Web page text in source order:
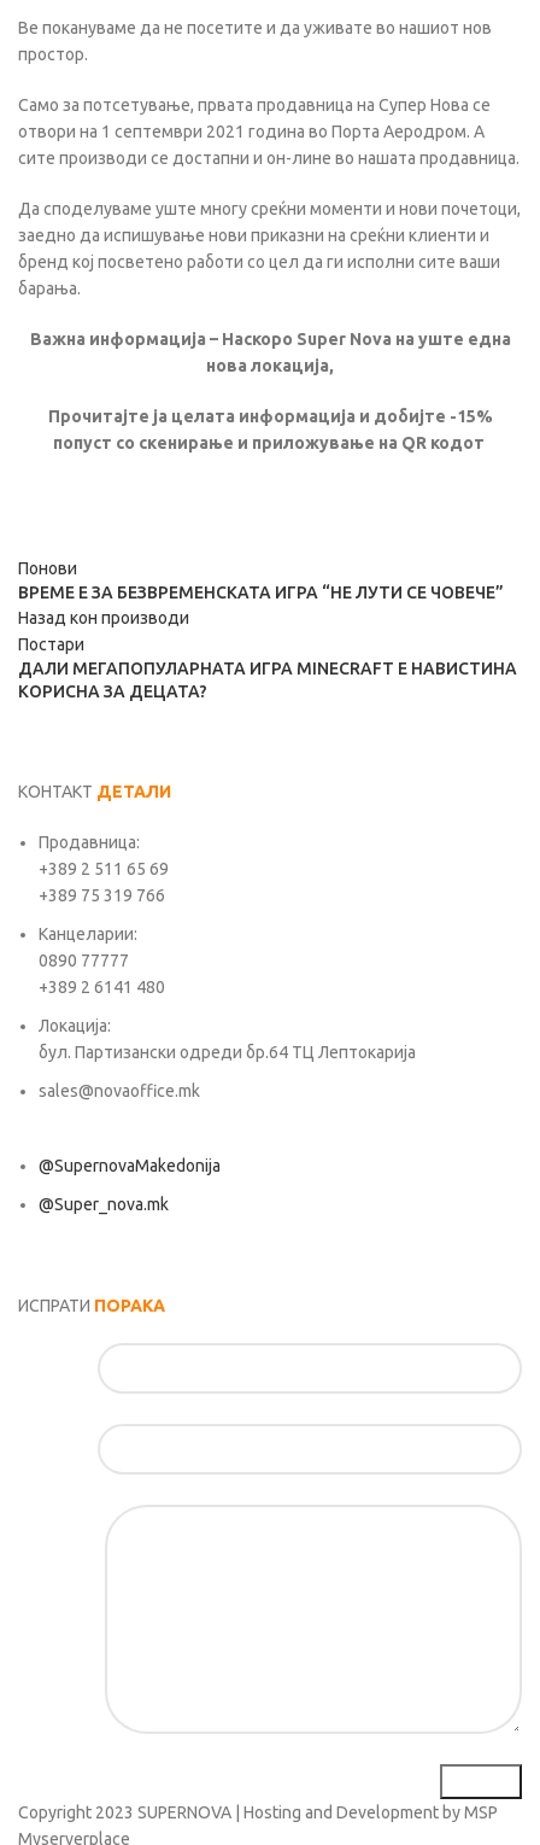
Ве покануваме да не посетите и да уживате во нашиот нов
простор.
Само за потсетување, првата продавница на Супер Нова се
отвори на 1 септември 2021 година во Порта Аеродром. А
сите производи се достапни и он-лине во нашата продавница.
Да споделуваме уште многу среќни моменти и нови почетоци,
заедно да испишување нови приказни на среќни клиенти и
бренд кој посветено работи со цел да ги исполни сите ваши
барања.
Важна информација – Наскоро Super Nova на уште една
нова локација,
Прочитајте ја целата информација и добијте -15%
попуст со скенирање и приложување на QR кодот
Понови
ВРЕМЕ Е ЗА БЕЗВРЕМЕНСКАТА ИГРА “НЕ ЛУТИ СЕ ЧОВЕЧЕ”
Назад кон производи
Постари
ДАЛИ МЕГАПОПУЛАРНАТА ИГРА MINECRAFT Е НАВИСТИНА
КОРИСНА ЗА ДЕЦАТА?
КОНТАКТ ДЕТАЛИ
Продавница:
+389 2 511 65 69
+389 75 319 766
Канцеларии:
0890 77777
+389 2 6141 480
Локација:
бул. Партизански одреди бр.64 ТЦ Лептокарија
sales@novaoffice.mk
@SupernovaMakedonija
@Super_nova.mk
ИСПРАТИ ПОРАКА
Copyright 2023 SUPERNOVA | Hosting and Development by MSP
Myserverplace